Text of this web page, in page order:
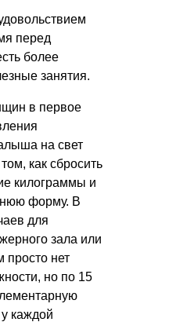
перед
более
занятия.
в первое
на свет
как сбросить
килограммы и
форму. В
для
зала или
просто нет
но по 15
каждой